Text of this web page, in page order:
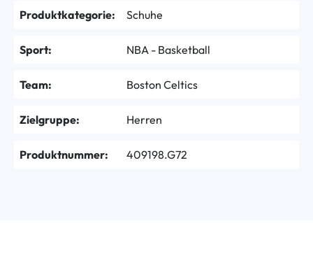
Produktkategorie: Schuhe
Sport: NBA - Basketball
Team: Boston Celtics
Zielgruppe: Herren
Produktnummer: 409198.G72